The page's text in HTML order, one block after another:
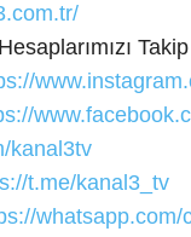
kanal3tv
t.me/kanal3_tv